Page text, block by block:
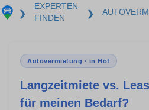
❯
EXPERTEN-
FINDEN
❯
Autovermietung · in Hof
Langzeitmiete vs.
für meinen Bedarf?